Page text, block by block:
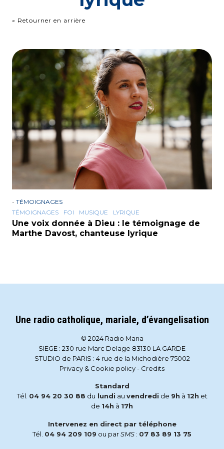
« Retourner en arrière
- TÉMOIGNAGES
TÉMOIGNAGES
FOI MUSIQUE LYRIQUE
Une voix donnée à Dieu : le témoignage de
Marthe Davost, chanteuse lyrique
Une radio catholique, mariale, d’évangelisation
© 2024 Radio Maria
SIEGE : 230 rue Marc Delage 83130 LA GARDE
STUDIO de PARIS : 4 rue de la Michodière 75002
Privacy & Cookie policy- Credits
Standard
Tél. 04 94 20 30 88 du lundi au vendredi de 9h à 12h et
de 14h à 17h
Intervenez en direct par téléphone
Tél. 04 94 209 109 ou parSMS : 07 83 89 13 75